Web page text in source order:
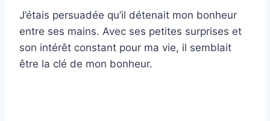
J’étais persuadée qu’il détenait mon bonheur
entre ses mains. Avec ses petites surprises et
son intérêt constant pour ma vie, il semblait
être la clé de mon bonheur.